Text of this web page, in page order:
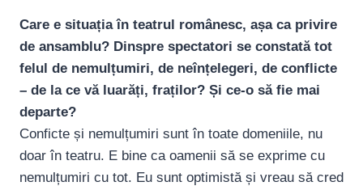
Care e situația în teatrul românesc, așa ca privire
de ansamblu? Dinspre spectatori se constată tot
felul de nemulțumiri, de neînțelegeri, de conflicte
– de la ce vă luarăți, fraților? Și ce-o să fie mai
departe?
Conficte și nemulțumiri sunt în toate domeniile, nu
doar în teatru. E bine ca oamenii să se exprime cu
nemulțumiri cu tot. Eu sunt optimistă și vreau să cred